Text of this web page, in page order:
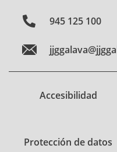
945 125 100
Accesibilidad
Protección de datos